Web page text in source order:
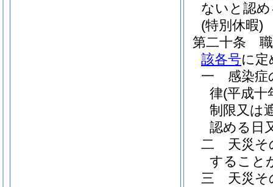
ないと認
(特別休暇)
第二十条
該各号に
一
感染症
律(平成十
制限又は
認める日
二
天災そ
すること
三
天災